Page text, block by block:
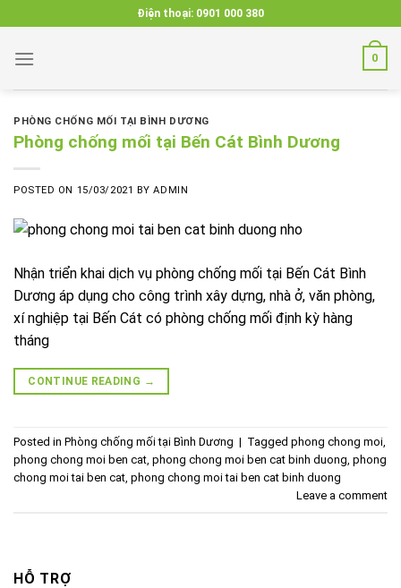
to
content
Điện thoại: 0901 000 380
0
PHÒNG CHỐNG MỐI TẠI BÌNH DƯƠNG
Phòng chống mối tại Bến Cát Bình Dương
POSTED ON 15/03/2021 BYADMIN
Nhận triển khai dịch vụ phòng chống mối tại Bến Cát Bình
Dương áp dụng cho công trình xây dựng, nhà ở, văn phòng,
xí nghiệp tại Bến Cát có phòng chống mối định kỳ hàng
tháng
CONTINUE READING →
Posted in Phòng chống mối tại Bình Dương | Tagged phong chong moi,
phong chong moi ben cat, phong chong moi ben cat binh duong, phong
chong moi tai ben cat, phong chong moi tai ben cat binh duong
Leave a comment
HỖ TRỢ